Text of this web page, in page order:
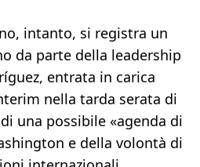
intanto, si registra un
da parte della leadership
entrata in carica
nella tarda serata di
una possibile «agenda di
e della volontà di